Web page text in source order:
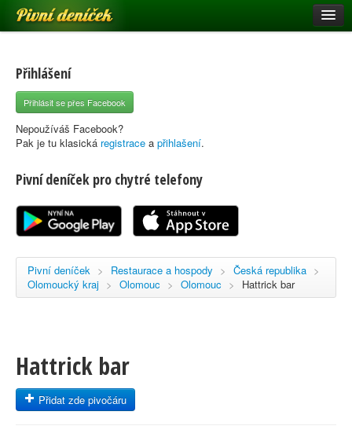
Pivní deníček
Pivní mapa
Pivní značky
Nápověda
Registrace
Přihlášení
Přihlásit se přes Facebook
Nepoužíváš Facebook?
Pak je tu klasická registrace a přihlašení.
Pivní deníček pro chytré telefony
Pivní deníček > Restaurace a hospody > Česká republika >
Olomoucký kraj > Olomouc > Olomouc > Hattrick bar
Hattrick bar
Přidat zde pivočáru